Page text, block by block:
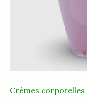
Crèmes corporelles